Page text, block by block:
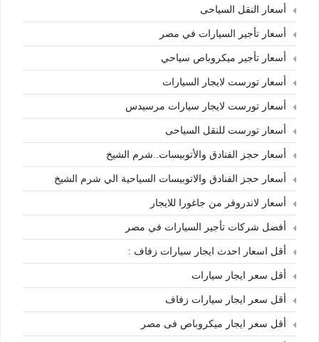
أسعار النقل السياحى
أسعار تأجير السيارات في مصر
أسعار تأجير ميكروباص سياحي
أسعار تورست لايجار السيارات
أسعار تورست لايجار سيارات مرسيدس
أسعار تورست للنقل السياحى
أسعار حجز الفنادق والأتوبيسات..شرم الشيخ
أسعار حجز الفنادق والاتوبيسات السياحية الي شرم الشيخ
أسعار لاندروفر من جاغورا للايجار
أفضل شركات تأجير السيارات في مصر
أقل اسعار احدث ايجار سيارات زفاف :
أقل سعر ايجار سيارات
أقل سعر ايجار سيارات زفاف
أقل سعر ايجار ميكروباص فى مصر